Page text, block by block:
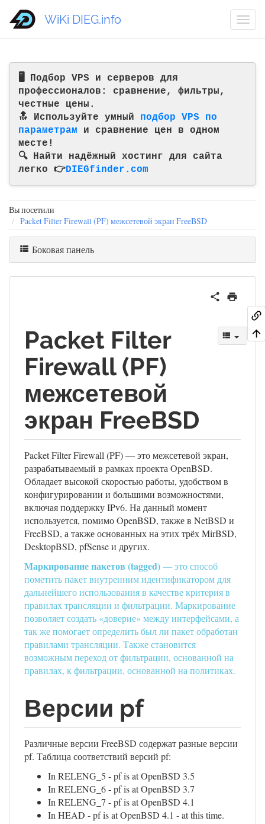
🖥️ Подбор VPS и серверов для
профессионалов: сравнение, фильтры,
честные цены.
🔝 Используйте умный подбор VPS по
параметрам и сравнение цен в одном
месте!
🔍 Найти надёжный хостинг для сайта
легко 👉DIEGfinder.com
WiKi DIEG.info
Вы посетили
Packet Filter Firewall (PF) межсетевой экран FreeBSD
Боковая панель
Packet Filter
Firewall (PF)
межсетевой
экран FreeBSD
Packet Filter Firewall (PF) — это межсетевой экран,
разрабатываемый в рамках проекта OpenBSD.
Обладает высокой скоростью работы, удобством в
конфигурировании и большими возможностями,
включая поддержку IPv6. На данный момент
используется, помимо OpenBSD, также в NetBSD и
FreeBSD, а также основанных на этих трёх MirBSD,
DesktopBSD, pfSense и других.
Маркирование пакетов (tagged)— это способ
пометить пакет внутренним идентификатором для
дальнейшего использования в качестве критерия в
правилах трансляции и фильтрации. Маркирование
позволяет создать «доверие» между интерфейсами, а
так же помогает определить был ли пакет обработан
правилами трансляции. Также становится
возможным переход от фильтрации, основанной на
правилах, к фильтрации, основанной на политиках.
Версии pf
Различные версии FreeBSD содержат разные версии
pf. Таблица соответствий версий pf:
In RELENG_5 - pf is at OpenBSD 3.5
In RELENG_6 - pf is at OpenBSD 3.7
In RELENG_7 - pf is at OpenBSD 4.1
In HEAD - pf is at OpenBSD 4.1 - at this time.